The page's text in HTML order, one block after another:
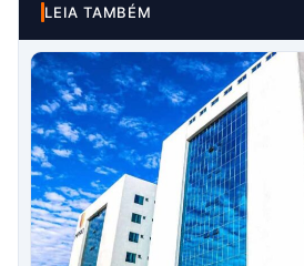
LEIA TAMBÉM